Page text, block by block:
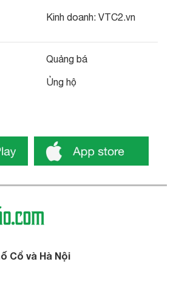
Kinh doanh: VTC2.vn
Quảng bá
Ủng hộ
Cổ và Hà Nội